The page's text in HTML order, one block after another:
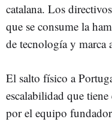
catalana. Los
que se consume la
de tecnología y marca
El salto físico a
escalabilidad que tiene
por el equipo